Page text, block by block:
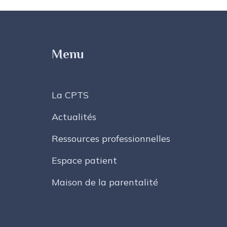
Menu
La CPTS
Actualités
Ressources professionnelles
Espace patient
Maison de la parentalité